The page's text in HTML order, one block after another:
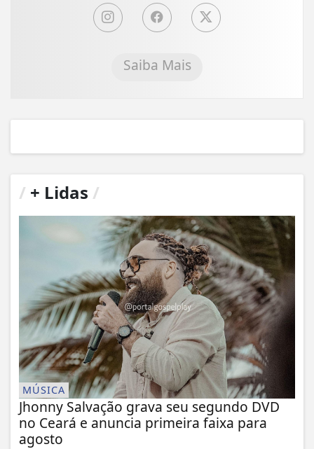
Saiba Mais
/ + Lidas /
MÚSICA
Jhonny Salvação grava seu segundo DVD
no Ceará e anuncia primeira faixa para
agosto